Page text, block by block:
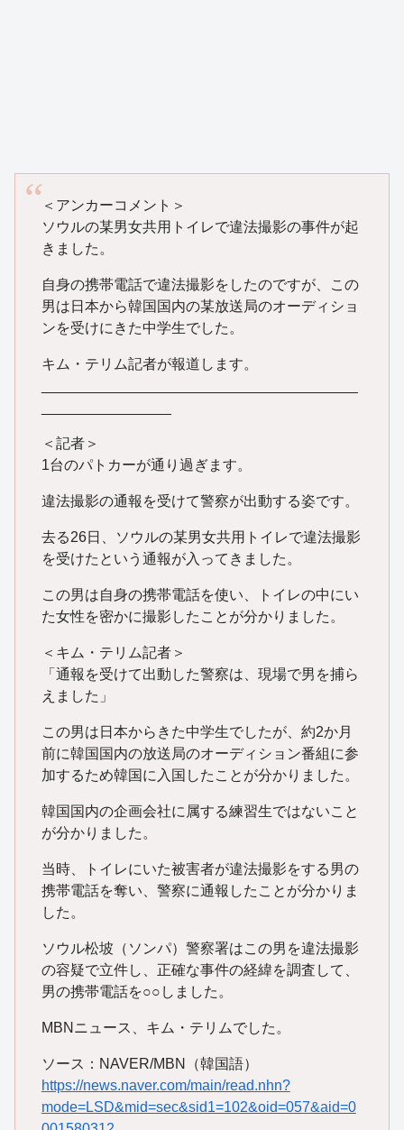
＜アンカーコメント＞
ソウルの某男女共用トイレで違法撮影の事件が起
きました。
自身の携帯電話で違法撮影をしたのですが、この
男は日本から韓国国内の某放送局のオーディショ
ンを受けにきた中学生でした。
キム・テリム記者が報道します。
＜記者＞
1台のパトカーが通り過ぎます。
違法撮影の通報を受けて警察が出動する姿です。
去る26日、ソウルの某男女共用トイレで違法撮影
を受けたという通報が入ってきました。
この男は自身の携帯電話を使い、トイレの中にい
た女性を密かに撮影したことが分かりました。
＜キム・テリム記者＞
「通報を受けて出動した警察は、現場で男を捕ら
えました」
この男は日本からきた中学生でしたが、約2か月
前に韓国国内の放送局のオーディション番組に参
加するため韓国に入国したことが分かりました。
韓国国内の企画会社に属する練習生ではないこと
が分かりました。
当時、トイレにいた被害者が違法撮影をする男の
携帯電話を奪い、警察に通報したことが分かりま
した。
ソウル松坡（ソンパ）警察署はこの男を違法撮影
の容疑で立件し、正確な事件の経緯を調査して、
男の携帯電話を○○しました。
MBNニュース、キム・テリムでした。
ソース：NAVER/MBN（韓国語）
https://news.naver.com/main/read.nhn?
mode=LSD&mid=sec&sid1=102&oid=057&aid=0